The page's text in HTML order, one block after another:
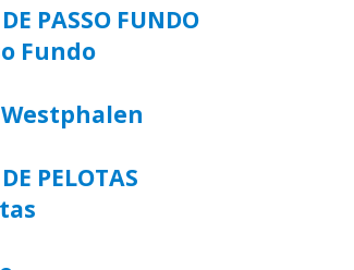
PASSO FUNDO
Fundo
PELOTAS